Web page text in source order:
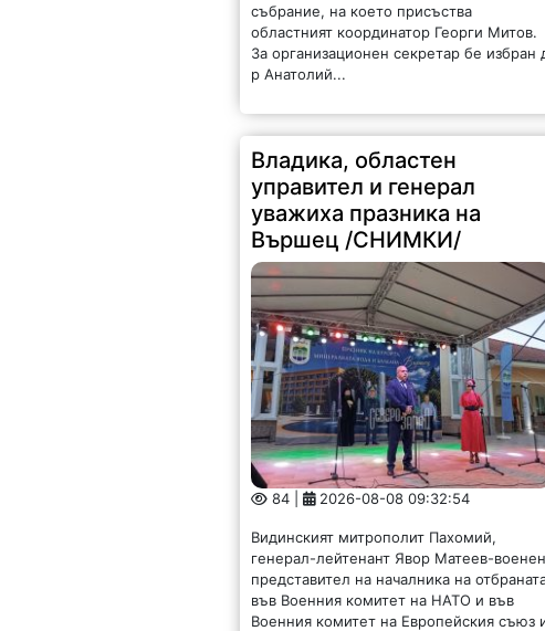
събрание, на което присъства
областният координатор Георги Митов.
За организационен секретар бе избран
р Анатолий...
Владика, областен
управител и генерал
уважиха празника на
Вършец /СНИМКИ/
84 | 2026-08-08 09:32:54
Видинският митрополит Пахомий,
генерал-лейтенант Явор Матеев-
представител на началника на
във Военния комитет на НАТО и във
Военния комитет на Европейския съюз